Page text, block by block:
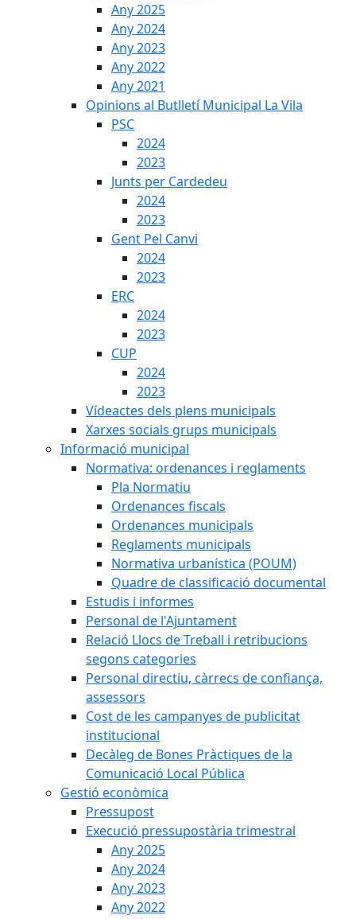
Any 2025
Any 2024
Any 2023
Any 2022
Any 2021
Opinions al Butlletí Municipal La Vila
PSC
2024
2023
Junts per Cardedeu
2024
2023
Gent Pel Canvi
2024
2023
ERC
2024
2023
CUP
2024
2023
Vídeactes dels plens municipals
Xarxes socials grups municipals
Informació municipal
Normativa: ordenances i reglaments
Pla Normatiu
Ordenances fiscals
Ordenances municipals
Reglaments municipals
Normativa urbanística (POUM)
Quadre de classificació documental
Estudis i informes
Personal de l'Ajuntament
Relació Llocs de Treball i retribucions
segons categories
Personal directiu, càrrecs de confiança,
assessors
Cost de les campanyes de publicitat
institucional
Decàleg de Bones Pràctiques de la
Comunicació Local Pública
Gestió econòmica
Pressupost
Execució pressupostària trimestral
Any 2025
Any 2024
Any 2023
Any 2022